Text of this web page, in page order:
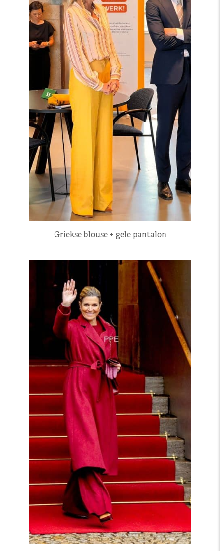
Griekse blouse + gele pantalon